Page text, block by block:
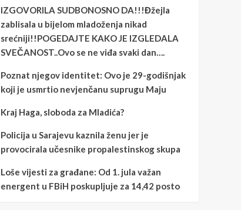
IZGOVORILA SUDBONOSNO DA!!!Đžejla
zablisala u bijelom mladoženja nikad
srećniji!!POGEDAJTE KAKO JE IZGLEDALA
SVEČANOST..Ovo se ne viđa svaki dan….
Poznat njegov identitet: Ovo je 29-godišnjak
koji je usmrtio nevjenčanu suprugu Maju
Kraj Haga, sloboda za Mladića?
Policija u Sarajevu kaznila ženu jer je
provocirala učesnike propalestinskog skupa
Loše vijesti za građane: Od 1. jula važan
energent u FBiH poskupljuje za 14,42 posto